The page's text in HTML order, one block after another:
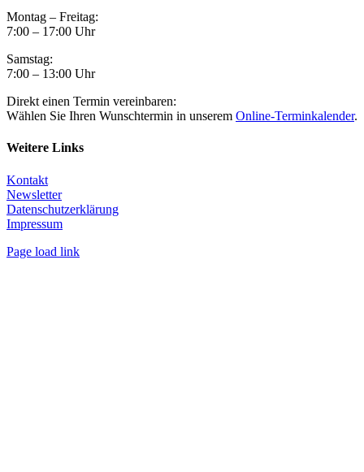
Montag – Freitag:
7:00 – 17:00 Uhr
Samstag:
7:00 – 13:00 Uhr
Direkt einen Termin vereinbaren:
Wählen Sie Ihren Wunschtermin in unserem Online-Terminkalender.
Weitere Links
Kontakt
Newsletter
Datenschutzerklärung
Impressum
Page load link